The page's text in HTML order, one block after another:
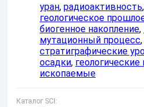
уран, радиоактивность,
геологическое
биогенное накопление,
мутационный процесс,
стратиграфические
осадки,
ископаемые
Каталог SCI